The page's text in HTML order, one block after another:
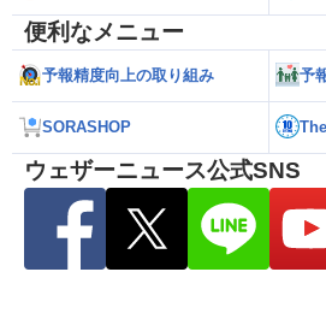
便利なメニュー
予報精度向上の取り組み 予
SORASHOP
ウェザーニュース公式SNS